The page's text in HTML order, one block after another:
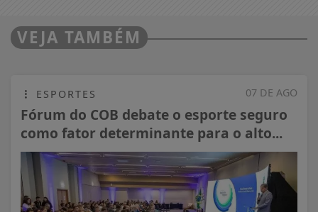
VEJA TAMBÉM
07 DE AGO
ESPORTES
Fórum do COB debate o esporte seguro
como fator determinante para o alto...